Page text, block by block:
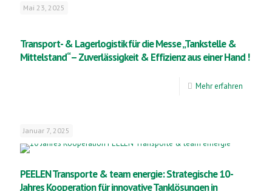
Mai 23, 2025
Transport- & Lagerlogistik für die Messe „Tankstelle &
Mittelstand“ – Zuverlässigkeit & Effizienz aus einer Hand !
Mehr erfahren
Januar 7, 2025
PEELEN Transporte & team energie: Strategische 10-
Jahres Kooperation für innovative Tanklösungen in